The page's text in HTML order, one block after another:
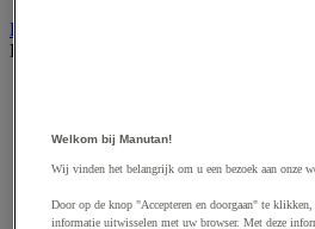
Elektrische toebehoren en verlichting
Bekijk de hele productgroep
Elektrische kabel
Verlengsnoer, stekkerdoos en
Wandcontactdoos en schakelaar
Welkom bij Manutan!
Wij vinden het belangrijk om u een bezoek aan onze
Door op de knop "Accepteren en doorgaan" te
informatie uitwisselen met uw browser. Met deze